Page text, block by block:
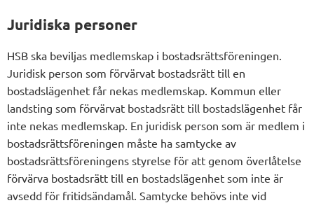
Juridiska personer
HSB ska beviljas medlemskap i bostadsrättsföreningen.
Juridisk person som förvärvat bostadsrätt till en
bostadslägenhet får nekas medlemskap. Kommun eller
landsting som förvärvat bostadsrätt till bostadslägenhet får
inte nekas medlemskap. En juridisk person som är medlem i
bostadsrättsföreningen måste ha samtycke av
bostadsrättsföreningens styrelse för att genom överlåtelse
förvärva bostadsrätt till en bostadslägenhet som inte är
avsedd för fritidsändamål. Samtycke behövs inte vid